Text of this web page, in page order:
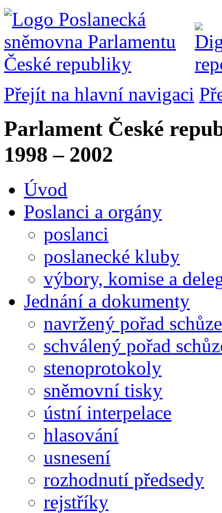
Přejít na hlavní navigaci
Parlament České
1998 – 2002
Úvod
Poslanci a orgány
poslanci
poslanecké kluby
výbory, komise a
Jednání a dokumenty
navržený pořad schůze
schválený pořad
stenoprotokoly
sněmovní tisky
ústní interpelace
hlasování
usnesení
rozhodnutí předsedy
rejstříky